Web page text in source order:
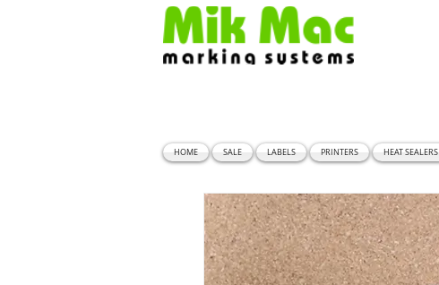
HOME SALE LABELS PRINTERS HEAT SEALERS